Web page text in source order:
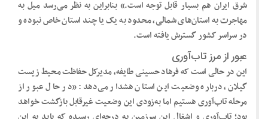
شرق ایران هم بسیار قابل توجه است.» بنابراین به نظر می‌رسد میل به
مهاجرت به استان‌های شمالی، محدود به یک یا چند استان خاص نبوده و
در سراسر کشور گسترش یافته است.
عبور از مرز تاب‌آوری
این در حالی است که فرهاد حسینی طایفه، مدیرکل حفاظت محیط زیست
گیلان، درباره وضعیت این استان هشدار می‌دهد: «در حال عبور از
مرحله تاب‌آوری هستیم اما به‌زودی این وضعیت غیرقابل بازگشت خواهد